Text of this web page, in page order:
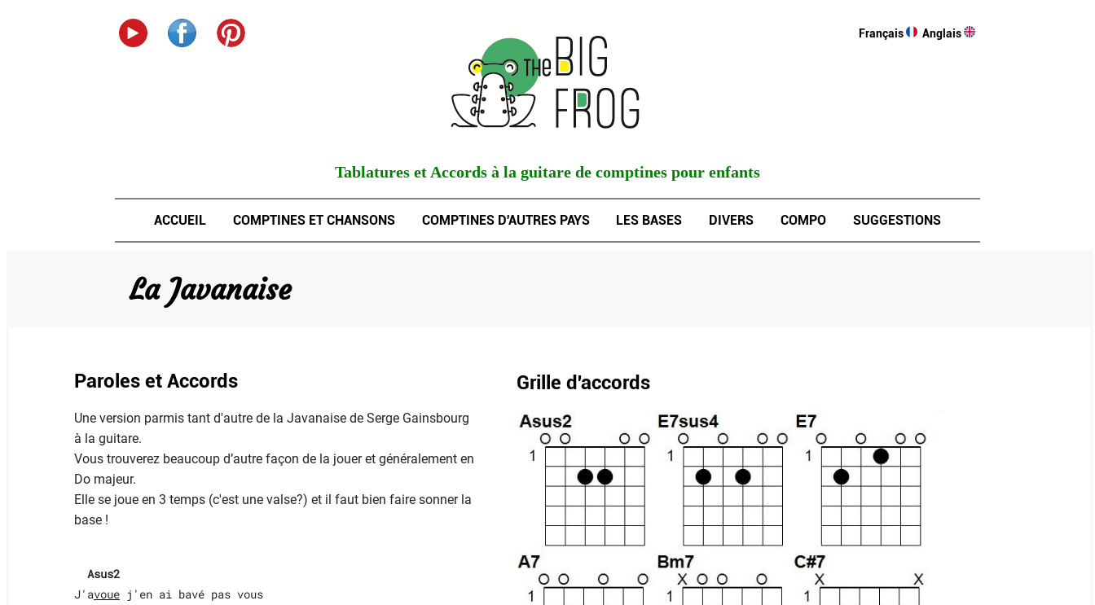
Français Anglais
Tablatures et Accords à la guitare de comptines pour enfants
ACCUEIL COMPTINES ET CHANSONS COMPTINES D'AUTRES PAYS LES BASES DIVERS COMPO SUGGESTIONS
La Javanaise
Paroles et Accords
Une version parmis tant d'autre de la Javanaise de Serge Gainsbourg
à la guitare.
Vous trouverez beaucoup d’autre façon de la jouer et généralement en
Do majeur.
Elle se joue en 3 temps (c'est une valse?) et il faut bien faire sonner la
base !
Asus2
J'avoue j'en ai bavé pas vous
Grille d'accords